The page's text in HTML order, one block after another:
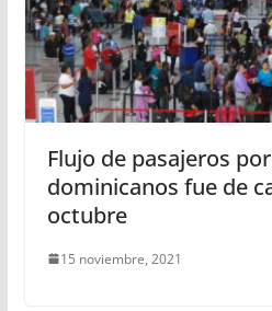
Flujo de pasajeros
dominicanos fue de
octubre
15 noviembre, 2021